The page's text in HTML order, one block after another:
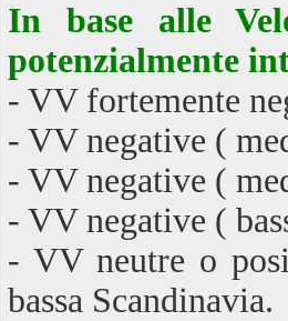
In base alle
potenzialmente
- VV fortemente
- VV negative (
- VV negative (
- VV negative (
- VV neutre o
bassa Scandinavia.